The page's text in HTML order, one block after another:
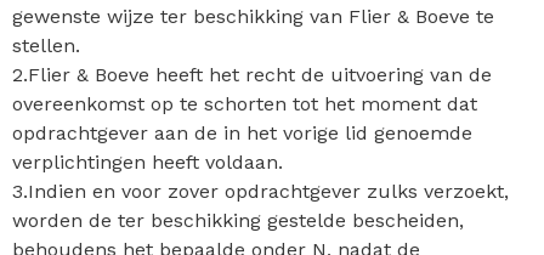
gewenste wijze ter beschikking van Flier & Boeve te
stellen.
2.Flier & Boeve heeft het recht de uitvoering van de
overeenkomst op te schorten tot het moment dat
opdrachtgever aan de in het vorige lid genoemde
verplichtingen heeft voldaan.
3.Indien en voor zover opdrachtgever zulks verzoekt,
worden de ter beschikking gestelde bescheiden,
behoudens het bepaalde onder N, nadat de